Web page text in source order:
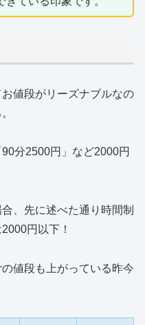
値段がリーズナブルなの
分2500円」など2000円
、先に述べた通り時間制
円以下！
値段も上がっている昨今